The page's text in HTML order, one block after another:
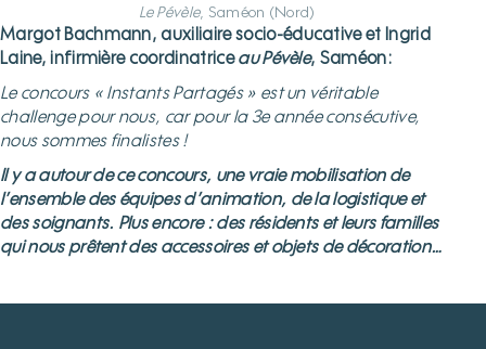
Le Pévèle, Saméon (Nord)
Margot Bachmann, auxiliaire socio-éducative et Ingrid
Laine, infirmière coordinatriceau Pévèle, Saméon:
Le concours « Instants Partagés » est un véritable
challenge pour nous, car pour la 3e année consécutive,
nous sommes finalistes !
Il y a autour de ce concours, une vraie mobilisation de
l’ensemble des équipes d’animation, de la logistique et
des soignants. Plus encore : des résidents et leurs familles
qui nous prêtent des accessoires et objets de décoration…